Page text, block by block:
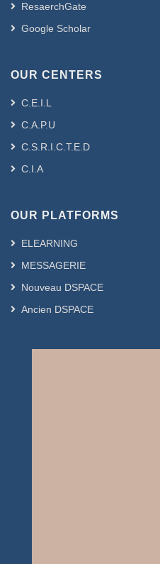
ResaerchGate
Google Scholar
OUR CENTERS
C.E.I.L
C.A.P.U
C.S.R.I.C.T.E.D
C.I.A
OUR PLATFORMS
ELEARNING
MESSAGERIE
Nouveau DSPACE
Ancien DSPACE